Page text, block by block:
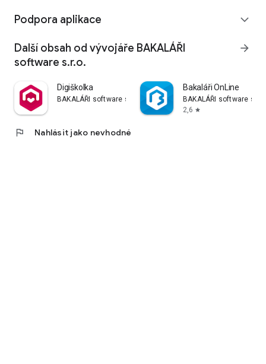
Podpora aplikace expand_more
Další obsah od vývojáře BAKALÁŘI
software s.r.o.
arrow_forward
Digiškolka
BAKALÁŘI software s.r.o.
Bakaláři OnLine
BAKALÁŘI software s.r.o.
2,6 star
flag Nahlásit jako nevhodné